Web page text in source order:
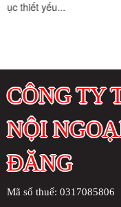
CÔNG TY
NỘI
ĐĂNG
Mã số thuế: 0317085806